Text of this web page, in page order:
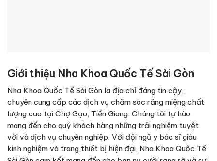
Giới thiệu Nha Khoa Quốc Tế Sài Gòn
Nha Khoa Quốc Tế Sài Gòn là địa chỉ đáng tin cậy,
chuyên cung cấp các dịch vụ chăm sóc răng miệng chất
lượng cao tại Chợ Gạo, Tiền Giang. Chúng tôi tự hào
mang đến cho quý khách hàng những trải nghiệm tuyệt
vời và dịch vụ chuyên nghiệp. Với đội ngũ y bác sĩ giàu
kinh nghiệm và trang thiết bị hiện đại, Nha Khoa Quốc Tế